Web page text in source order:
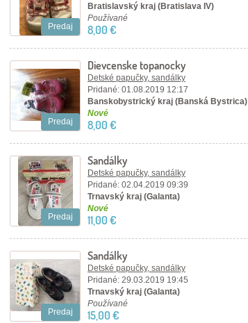
Predaj
Bratislavský kraj (Bratislava IV)
Používané
8,00 €
Predaj
Dievcenske topanocky
Detské papučky, sandálky
Pridané: 01.08.2019 12:17
Banskobystrický kraj (Banská Bystrica)
Nové
8,00 €
Predaj
Sandálky
Detské papučky, sandálky
Pridané: 02.04.2019 09:39
Trnavský kraj (Galanta)
Nové
11,00 €
Predaj
Sandálky
Detské papučky, sandálky
Pridané: 29.03.2019 19:45
Trnavský kraj (Galanta)
Používané
15,00 €